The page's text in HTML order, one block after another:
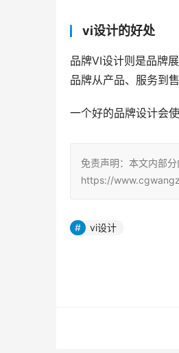
vi设计的好处
品牌VI设计则是品牌
品牌从产品、服务到
一个好的品牌设计会
免责声明：本文内部
https://
vi设计